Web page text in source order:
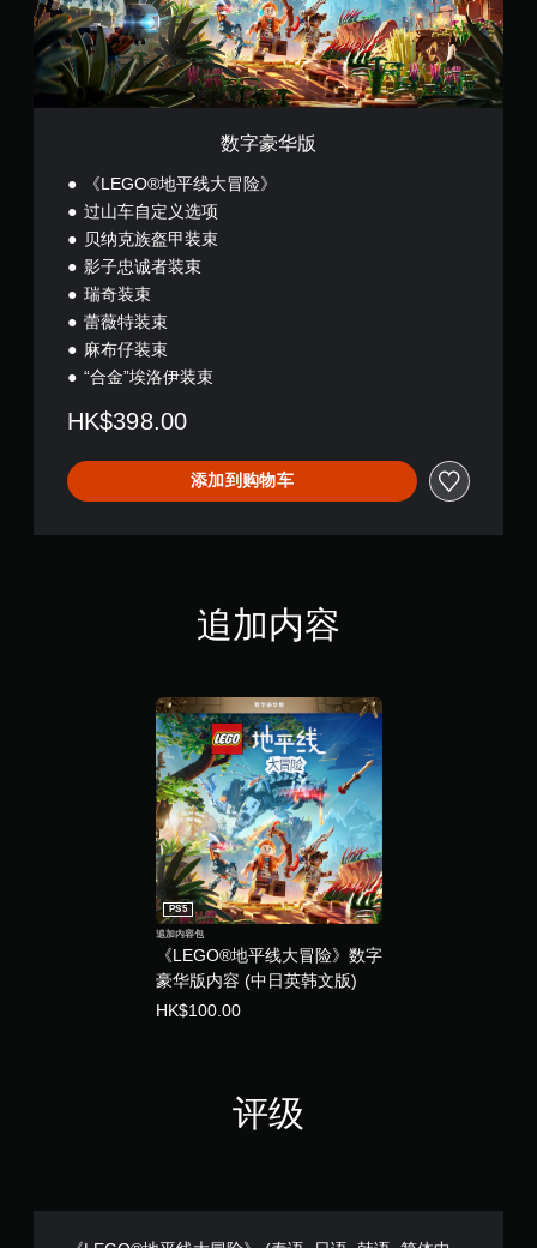
数字豪华版
《LEGO®地平线大冒险》
过山车自定义选项
贝纳克族盔甲装束
影子忠诚者装束
瑞奇装束
蕾薇特装束
麻布仔装束
“合金”埃洛伊装束
HK$398.00
添加到购物车
追加内容
《LEGO®地平线大冒险》数字
豪华版内容 (中日英韩文版)
PS5
追加内容包
HK$100.00
评级